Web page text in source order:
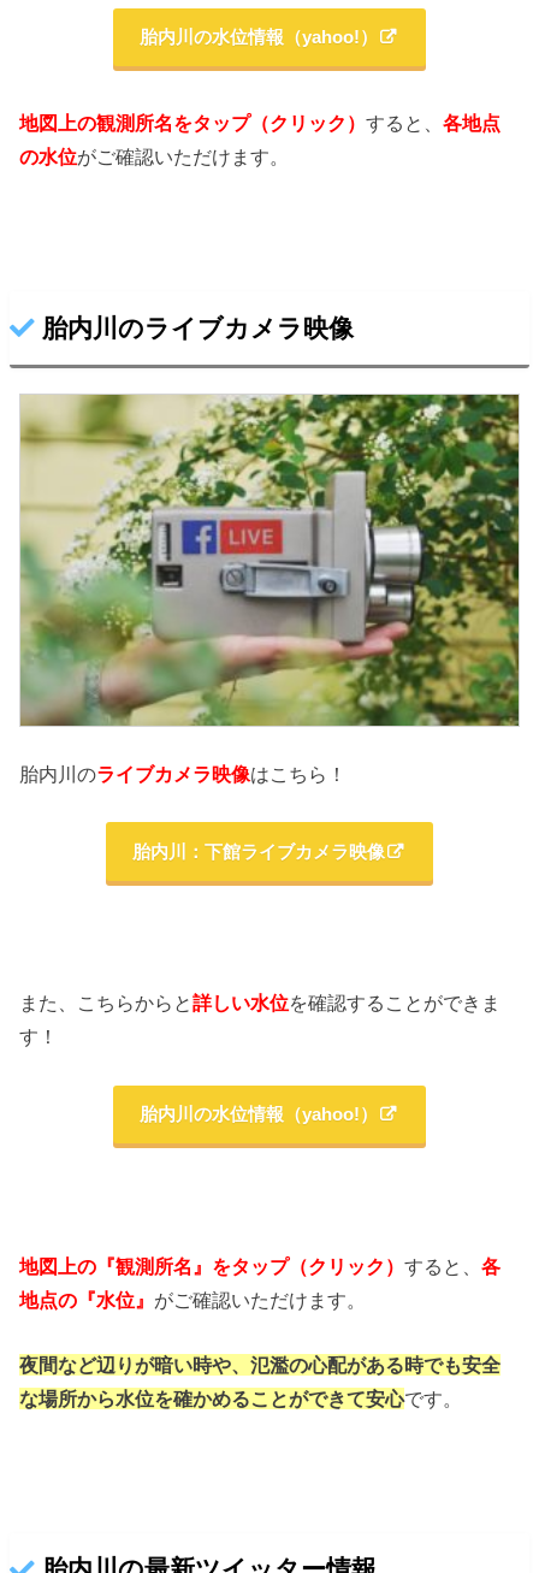
胎内川の水位情報（yahoo!）
地図上の観測所名をタップ（クリック）すると、各地点
の水位がご確認いただけます。
胎内川のライブカメラ映像
胎内川のライブカメラ映像はこちら！
胎内川：下館ライブカメラ映像
また、こちらからと詳しい水位を確認することができま
す！
胎内川の水位情報（yahoo!）
地図上の『観測所名』をタップ（クリック）すると、各
地点の『水位』 がご確認いただけます。
夜間など辺りが暗い時や、氾濫の心配がある時でも安全
な場所から水位を確かめることができて安心です。